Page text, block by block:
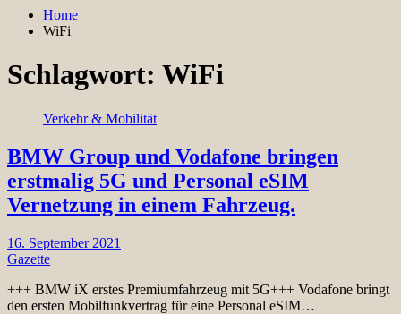
Home
WiFi
Schlagwort: WiFi
Verkehr & Mobilität
BMW Group und Vodafone bringen
erstmalig 5G und Personal eSIM
Vernetzung in einem Fahrzeug.
16. September 2021
Gazette
+++ BMW iX erstes Premiumfahrzeug mit 5G+++ Vodafone bringt
den ersten Mobilfunkvertrag für eine Personal eSIM…